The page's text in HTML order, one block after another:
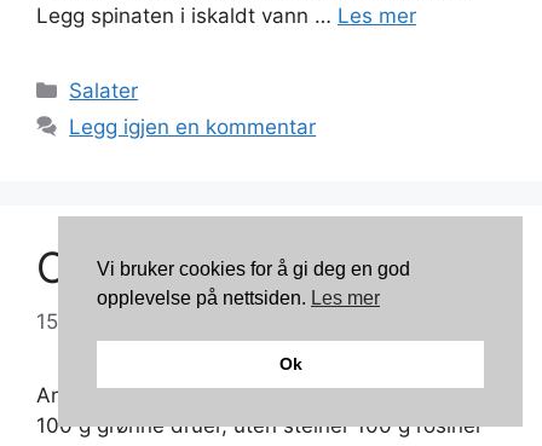
Legg spinaten i iskaldt vann … Les mer
Kategorier
Salater
Legg igjen en kommentar
Cæsarsalat med skinke
15/06/2011
Antall porsjoner: 4 Ingredienser: 1 romanosalat
100 g grønne druer, uten steiner 100 g rosiner
Vi bruker cookies for å gi deg en god
opplevelse på nettsiden. Les mer
Ok